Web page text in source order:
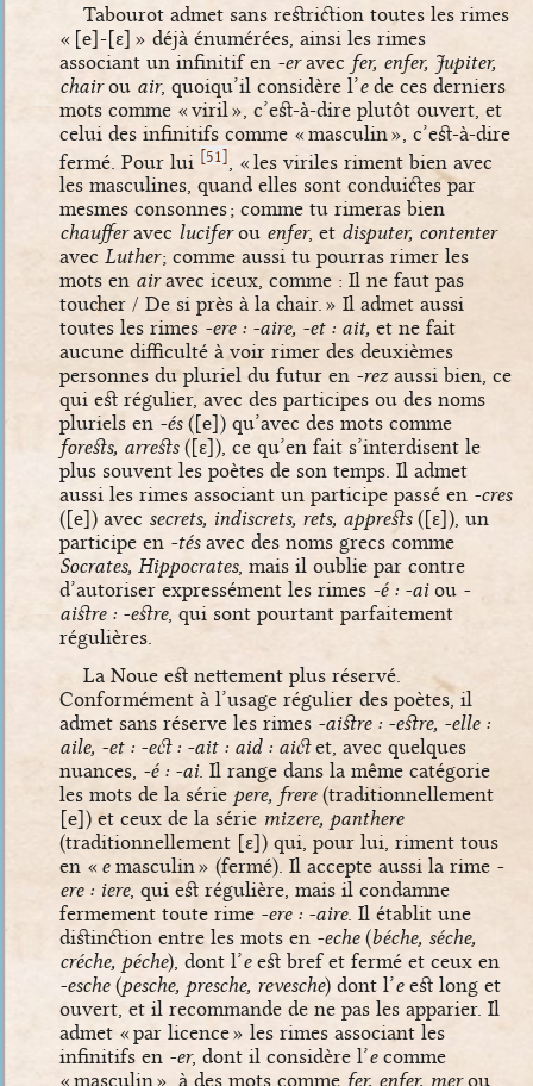
Tabourot admet sans restriction toutes les rimes
« [e]-[ɛ] » déjà énumérées, ainsi les rimes
associant un infinitif en -eravec fer, enfer, Jupiter,
chairou air, quoiqu’il considère l’ede ces derniers
mots comme « viril », c’est-à-dire plutôt ouvert, et
celui des infinitifs comme « masculin », c’est-à-dire
fermé. Pour lui [51]
, « les viriles riment bien avec
les masculines, quand elles sont conduictes par
mesmes consonnes ; comme tu rimeras bien
chaufferavec luciferou enfer, et disputer, contenter
avec Luther; comme aussi tu pourras rimer les
mots en airavec iceux, comme : Il ne faut pas
toucher / De si près à la chair. » Il admet aussi
toutes les rimes -ere : -aire, -et : ait, et ne fait
aucune difficulté à voir rimer des deuxièmes
personnes du pluriel du futur en -rezaussi bien, ce
qui est régulier, avec des participes ou des noms
pluriels en -és([e]) qu’avec des mots comme
forests, arrests([ɛ]), ce qu’en fait s’interdisent le
plus souvent les poètes de son temps. Il admet
aussi les rimes associant un participe passé en -cres
([e]) avec secrets, indiscrets, rets, apprests([ɛ]), un
participe en -tésavec des noms grecs comme
Socrates, Hippocrates, mais il oublie par contre
d’autoriser expressément les rimes -é : -aiou -
aistre : -estre, qui sont pourtant parfaitement
régulières.
La Noue est nettement plus réservé.
Conformément à l’usage régulier des poètes, il
admet sans réserve les rimes -aistre : -estre, -elle :
aile, -et : -ect : -ait : aid : aictet, avec quelques
nuances, -é : -ai. Il range dans la même catégorie
les mots de la série pere, frere(traditionnellement
[e]) et ceux de la série mizere, panthere
(traditionnellement [ɛ]) qui, pour lui, riment tous
en « emasculin » (fermé). Il accepte aussi la rime -
ere : iere, qui est régulière, mais il condamne
fermement toute rime -ere : -aire. Il établit une
distinction entre les mots en -eche(béche, séche,
créche, péche), dont l’eest bref et fermé et ceux en
-esche(pesche, presche, revesche) dont l’eest long et
ouvert, et il recommande de ne pas les apparier. Il
admet « par licence » les rimes associant les
infinitifs en -er, dont il considère l’ecomme
« masculin », à des mots comme fer, enfer, merou